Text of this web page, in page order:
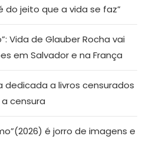
do jeito que a vida se faz”
Vida de Glauber Rocha vai
em Salvador e na França
dedicada a livros censurados
censura
é jorro de imagens e